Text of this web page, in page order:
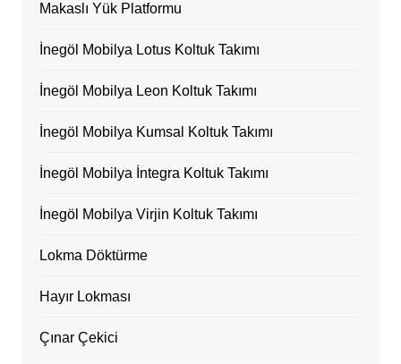
Makaslı Yük Platformu
İnegöl Mobilya Lotus Koltuk Takımı
İnegöl Mobilya Leon Koltuk Takımı
İnegöl Mobilya Kumsal Koltuk Takımı
İnegöl Mobilya İntegra Koltuk Takımı
İnegöl Mobilya Virjin Koltuk Takımı
Lokma Döktürme
Hayır Lokması
Çınar Çekici